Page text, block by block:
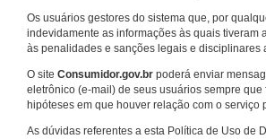
Os usuários gestores do sistema que, por
indevidamente as informações às quais tiveram
às penalidades e sanções legais e disciplinares
O site Consumidor.gov.br poderá enviar
eletrônico (e-mail) de seus usuários sempre que
hipóteses em que houver relação com o serviço
As dúvidas referentes a esta Política de Uso de